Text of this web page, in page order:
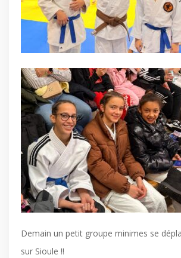
Demain un petit groupe minimes se
sur Sioule !!